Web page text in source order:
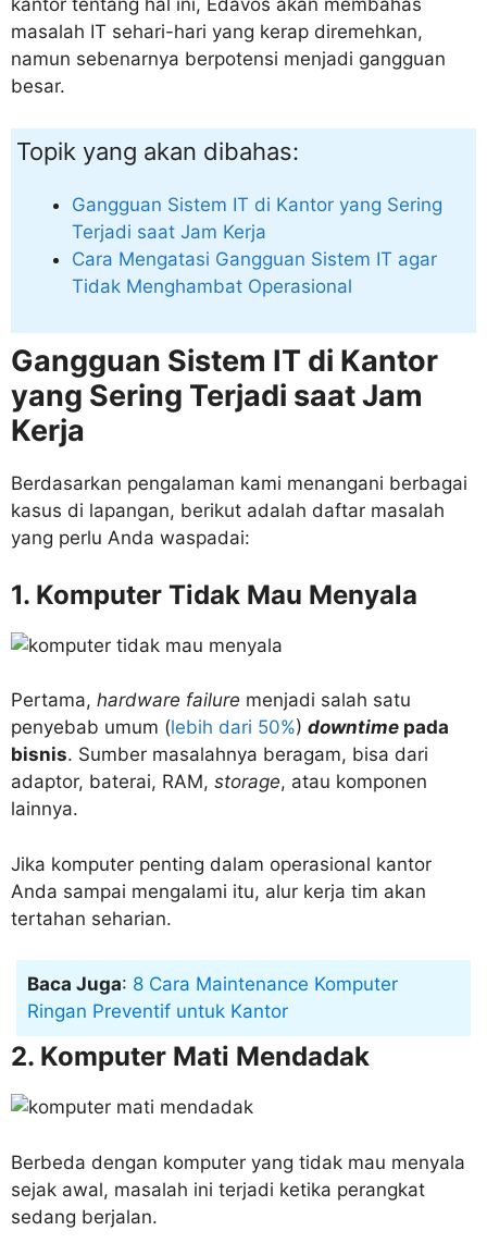
kantor tentang hal ini, Edavos akan membahas
masalah IT sehari-hari yang kerap diremehkan,
namun sebenarnya berpotensi menjadi gangguan
besar.
Topik yang akan dibahas:
Gangguan Sistem IT di Kantor yang Sering
Terjadi saat Jam Kerja
Cara Mengatasi Gangguan Sistem IT agar
Tidak Menghambat Operasional
Gangguan Sistem IT di Kantor
yang Sering Terjadi saat Jam
Kerja
Berdasarkan pengalaman kami menangani berbagai
kasus di lapangan, berikut adalah daftar masalah
yang perlu Anda waspadai:
1. Komputer Tidak Mau Menyala
Pertama, hardware failure menjadi salah satu
penyebab umum (lebih dari 50%) downtime pada
bisnis. Sumber masalahnya beragam, bisa dari
adaptor, baterai, RAM, storage, atau komponen
lainnya.
Jika komputer penting dalam operasional kantor
Anda sampai mengalami itu, alur kerja tim akan
tertahan seharian.
Baca Juga: 8 Cara Maintenance Komputer
Ringan Preventif untuk Kantor
2. Komputer Mati Mendadak
Berbeda dengan komputer yang tidak mau menyala
sejak awal, masalah ini terjadi ketika perangkat
sedang berjalan.